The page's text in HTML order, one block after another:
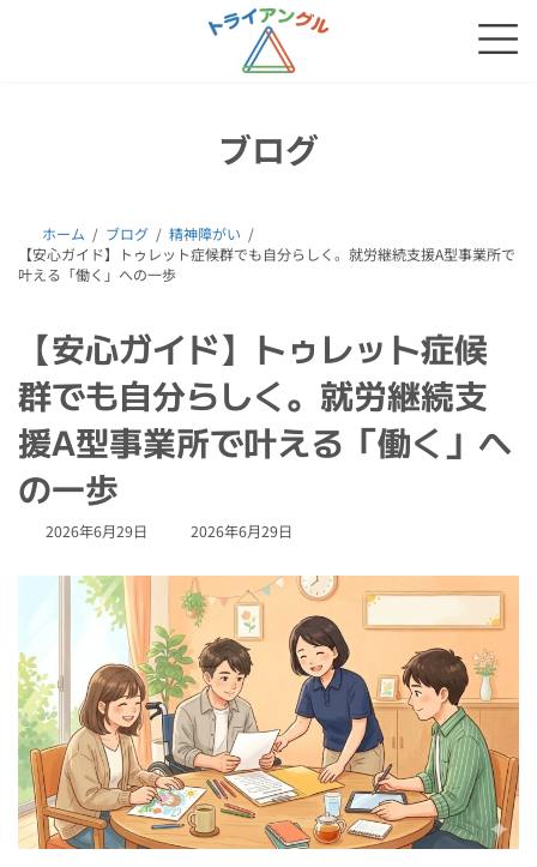
ブログ
ホーム ブログ
精神障がい
【安心ガイド】トゥレット症候群でも自分らしく。就労継続支援A型事業所で
叶える「働く」への一歩
【安心ガイド】トゥレット症候
群でも自分らしく。就労継続支
援A型事業所で叶える「働く」へ
の一歩
2026年6月29日
最
更
新
日
:
2026年6月29日